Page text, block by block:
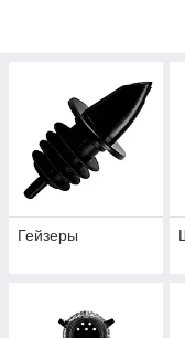
Идеальная
встряхивании.
Точность
Только
Эстетика льда:
формы, которые
Барные ложки
помогут раскрыть
Почему выбирают
Мы поставляем
Гейзеры